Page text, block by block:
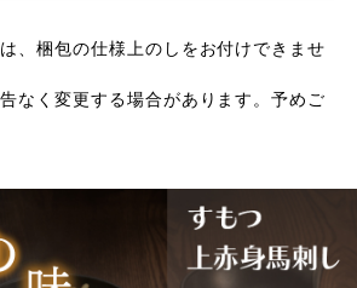
、梱包の仕様上のしをお付けできませ
なく変更する場合があります。予めご